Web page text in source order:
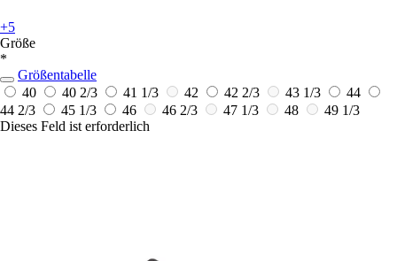
+5
Größe
*
Größentabelle
40
40 2/3 41 1/3 42 42 2/3 43 1/3
44
44 2/3
45 1/3 46 46 2/3 47 1/3 48
49 1/3
Dieses Feld ist erforderlich